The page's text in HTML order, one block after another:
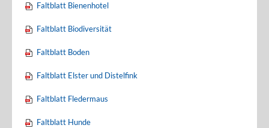
Faltblatt Bienenhotel
Faltblatt Biodiversität
Faltblatt Boden
Faltblatt Elster und Distelfink
Faltblatt Fledermaus
Faltblatt Hunde